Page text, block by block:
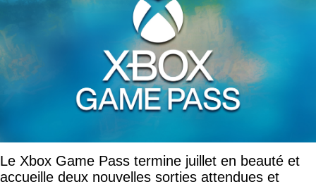
Le Xbox Game Pass termine juillet en beauté et
accueille deux nouvelles sorties attendues et